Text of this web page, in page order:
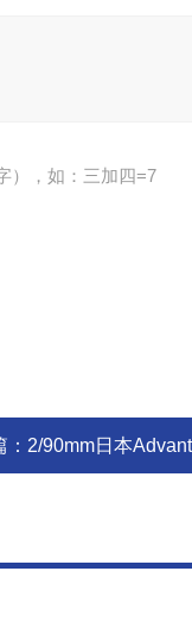
），如：三加四=7
2/90mm日本